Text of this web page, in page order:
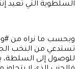
السلطوية التي تعيد
وبحسب ما نراه من
تستدعي من النخب
للوصول إلى